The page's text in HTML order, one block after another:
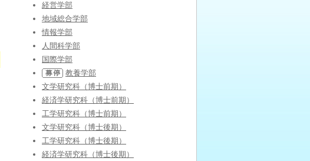
経営学部
地域総合学部
情報学部
人間科学部
国際学部
教養学部
文学研究科（博士前期）
経済学研究科（博士前期）
工学研究科（博士前期）
文学研究科（博士後期）
工学研究科（博士後期）
経済学研究科（博士後期）